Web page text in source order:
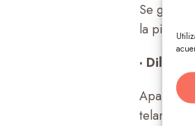
Se
la piel y
·